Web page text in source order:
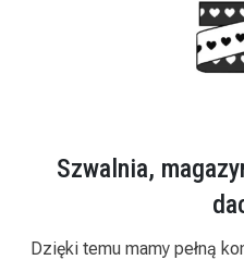
Szwalnia,
Dzięki temu mamy pełną